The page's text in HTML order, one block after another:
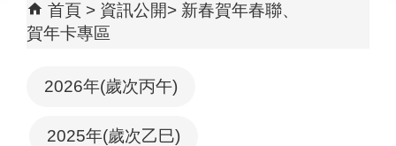
首頁 資訊公開
新春賀年春聯、
賀年卡專區
2026年(歲次丙午)
2025年(歲次乙巳)